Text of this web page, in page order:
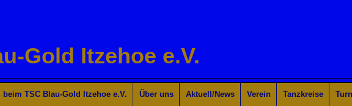
Gold Itzehoe e.V.
TSC Blau-Gold Itzehoe e.V. Über uns Aktuell/News Verein Tanzkreise